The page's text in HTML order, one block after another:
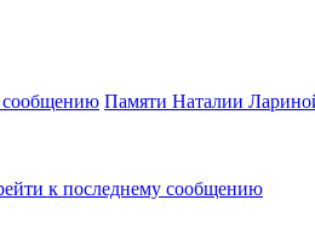
сообщению Памяти Наталии
к последнему сообщению